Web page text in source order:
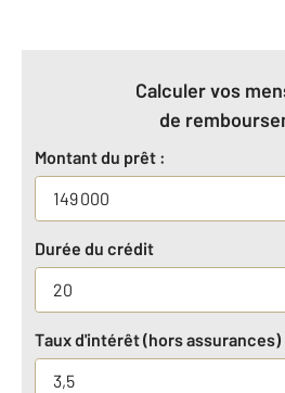
Calculer vos
de
Montant du prêt :
Durée du crédit
Taux d'intérêt (hors assurances)